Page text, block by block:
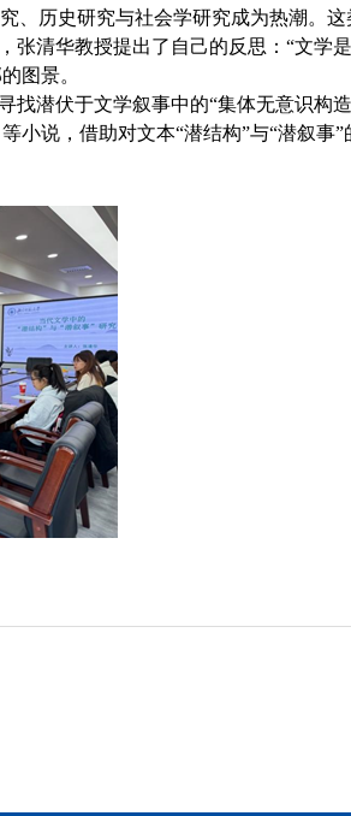
、历史研究与社会学研究成为热潮。这
清华教授提出了自己的反思：“文学
图景。
潜伏于文学叙事中的“集体无意识构
说，借助对文本“潜结构”与“潜叙事”